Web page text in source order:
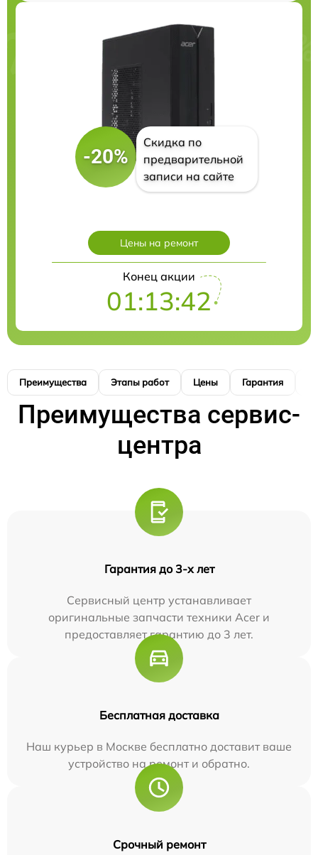
-20%
Скидка по
предварительной
записи на сайте
Цены на ремонт
Конец акции
01:13:42
Преимущества Этапы работ Цены Гарантия
Преимущества сервис-
центра
Гарантия до 3-х лет
Сервисный центр устанавливает
оригинальные запчасти техники Acer и
предоставляет гарантию до 3 лет.
Бесплатная доставка
Наш курьер в Москве бесплатно доставит ваше
устройство на ремонт и обратно.
Срочный ремонт